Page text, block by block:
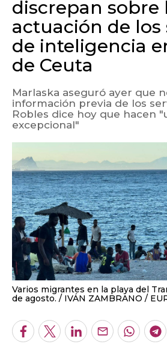
discrepan sobre
actuación de los
de inteligencia
de Ceuta
Marlaska aseguró ayer que
información previa de los
Robles dice hoy que hacen
excepcional"
Varios migrantes en la playa del
de agosto.
IVÁN ZAMBRANO /
Facebook
TwitterLinkedInEnviar